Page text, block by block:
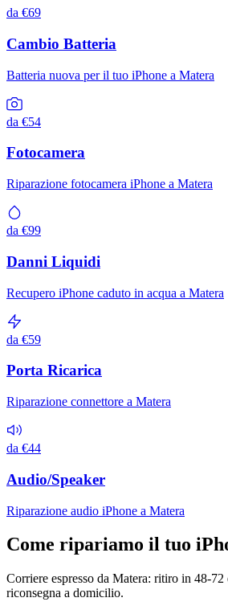
da €69
Cambio Batteria
Batteria nuova per il tuo iPhone a Matera
da €54
Fotocamera
Riparazione fotocamera iPhone a Matera
da €99
Danni Liquidi
Recupero iPhone caduto in acqua a Matera
da €59
Porta Ricarica
Riparazione connettore a Matera
da €44
Audio/Speaker
Riparazione audio iPhone a Matera
Come ripariamo il tuo
Corriere espresso da Matera: ritiro in 48-
riconsegna a domicilio.